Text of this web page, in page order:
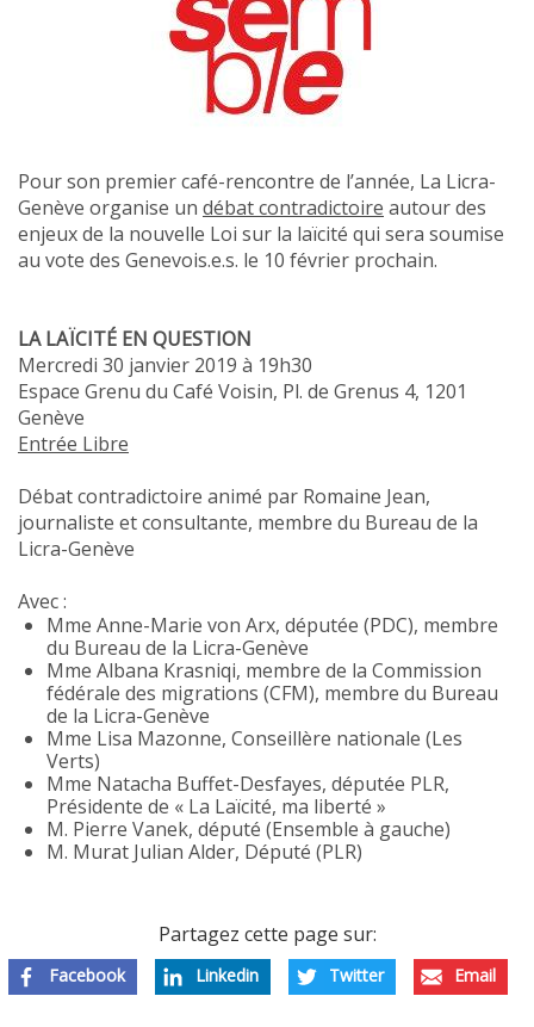
Pour son premier café-rencontre de l’année, La Licra-
Genève organise un débat contradictoire autour des
enjeux de la nouvelle Loi sur la laïcité qui sera soumise
au vote des Genevois.e.s. le 10 février prochain.
LA LAÏCITÉ EN QUESTION
Mercredi 30 janvier 2019 à 19h30
Espace Grenu du Café Voisin, Pl. de Grenus 4, 1201
Genève
Entrée Libre
Débat contradictoire animé par Romaine Jean,
journaliste et consultante, membre du Bureau de la
Licra-Genève
Avec :
Mme Anne-Marie von Arx, députée (PDC), membre
du Bureau de la Licra-Genève
Mme Albana Krasniqi, membre de la Commission
fédérale des migrations (CFM), membre du Bureau
de la Licra-Genève
Mme Lisa Mazonne, Conseillère nationale (Les
Verts)
Mme Natacha Buffet-Desfayes, députée PLR,
Présidente de « La Laïcité, ma liberté »
M. Pierre Vanek, député (Ensemble à gauche)
M. Murat Julian Alder, Député (PLR)
Partagez cette page sur:
Facebook Linkedin Twitter Email